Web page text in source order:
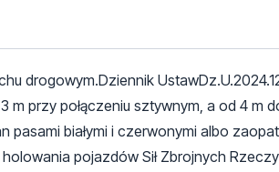
drogowym.Dziennik
przy połączeniu sztywnym, a od 4 m
białymi i czerwonymi albo
pojazdów Sił Zbrojnych